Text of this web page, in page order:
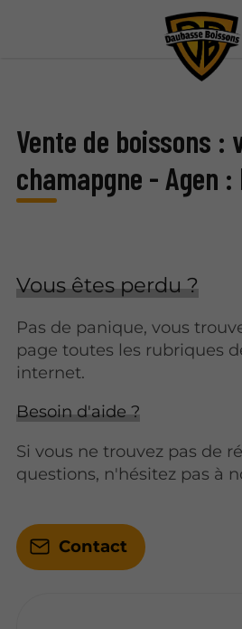
Vente de boissons :
chamapgne - Agen
Vous êtes perdu ?
Pas de panique, vous
page toutes les rubriques
internet.​​
Besoin d'aide ?
Si vous ne trouvez pas de
questions, n'hésitez pas à
Contact